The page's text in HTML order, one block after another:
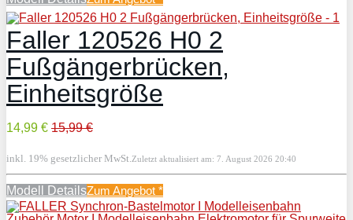
Faller 120526 H0 2
Fußgängerbrücken,
Einheitsgröße
14,99 € 15,99 €
inkl. 19% gesetzlicher MwSt. Zuletzt aktualisiert am: 7. August 2026 20:40
Modell DetailsZum Angebot *